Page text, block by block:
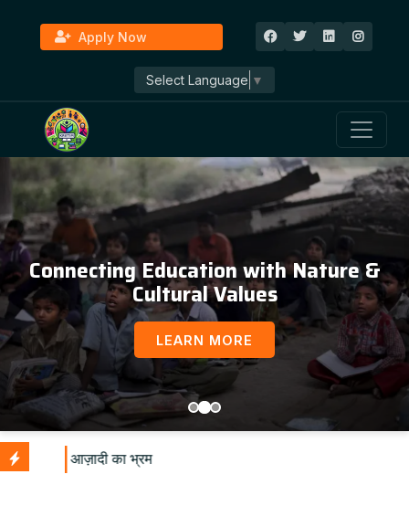
Apply Now
Select Language ▼
Connecting Education with Nature &
Cultural Values
LEARN MORE